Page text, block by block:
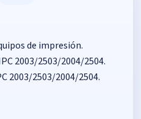
de impresión.
2003/2503/2004/2504.
2003/2503/2004/2504.